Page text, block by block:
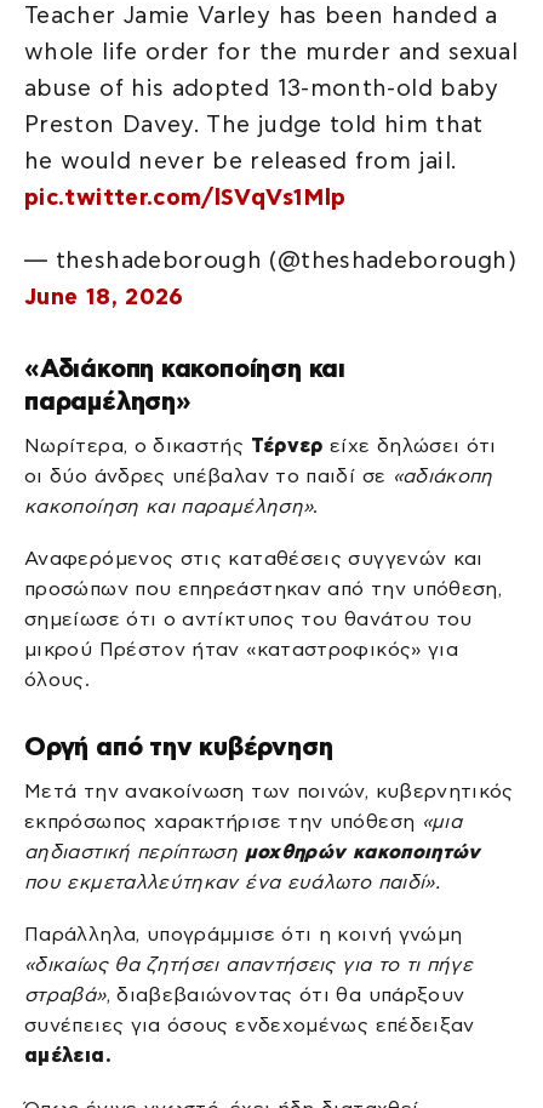
Teacher Jamie Varley has been handed a
whole life order for the murder and sexual
abuse of his adopted 13-month-old baby
Preston Davey. The judge told him that
he would never be released from jail.
pic.twitter.com/lSVqVs1Mlp
— theshadeborough (@theshadeborough)
June 18, 2026
«Αδιάκοπη κακοποίηση και
παραμέληση»
Νωρίτερα, ο δικαστής Τέρνερ είχε δηλώσει ότι
οι δύο άνδρες υπέβαλαν το παιδί σε «αδιάκοπη
κακοποίηση και παραμέληση».
Αναφερόμενος στις καταθέσεις συγγενών και
προσώπων που επηρεάστηκαν από την υπόθεση,
σημείωσε ότι ο αντίκτυπος του θανάτου του
μικρού Πρέστον ήταν «καταστροφικός» για
όλους.
Οργή από την κυβέρνηση
Μετά την ανακοίνωση των ποινών, κυβερνητικός
εκπρόσωπος χαρακτήρισε την υπόθεση «μια
αηδιαστική περίπτωση μοχθηρών κακοποιητών
που εκμεταλλεύτηκαν ένα ευάλωτο παιδί».
Παράλληλα, υπογράμμισε ότι η κοινή γνώμη
«δικαίως θα ζητήσει απαντήσεις για το τι πήγε
στραβά», διαβεβαιώνοντας ότι θα υπάρξουν
συνέπειες για όσους ενδεχομένως επέδειξαν
αμέλεια.